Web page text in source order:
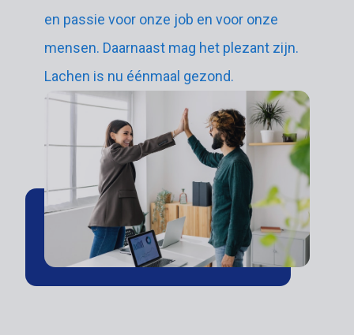
en passie voor onze job en voor onze
mensen. Daarnaast mag het plezant zijn.
Lachen is nu éénmaal gezond.